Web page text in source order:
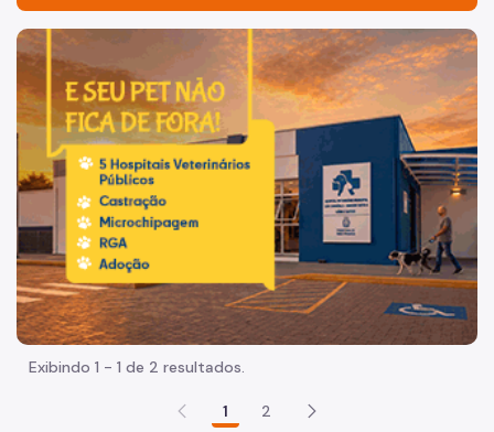
Acesso à Informação
Participação Social
Quadro de Serviços
Procedimento Administrativo Disciplinar
Proteção de Dados Pessoais
Procon Paulistano
Organização
Quem é Quem
Imagem de um cachorro caramelo e uma gata rajada,
Exibindo 1 - 1 de 2 resultados.
1 2